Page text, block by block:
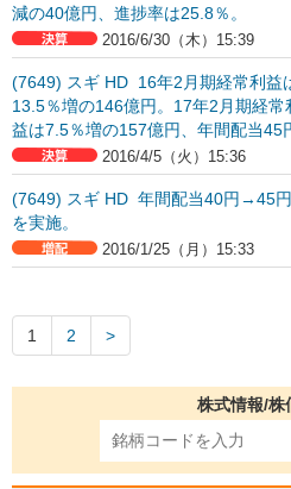
減の40億円、進捗率は25.8％。
2016/6/30（木）15:39
(7649) スギ HD 16年2月期経常利益
13.5％増の146億円。17年2月期経
益は7.5％増の157億円、年間配当45
2016/4/5（火）15:36
(7649) スギ HD 年間配当40円→45
を実施。
2016/1/25（月）15:33
1 2
株式情報/株